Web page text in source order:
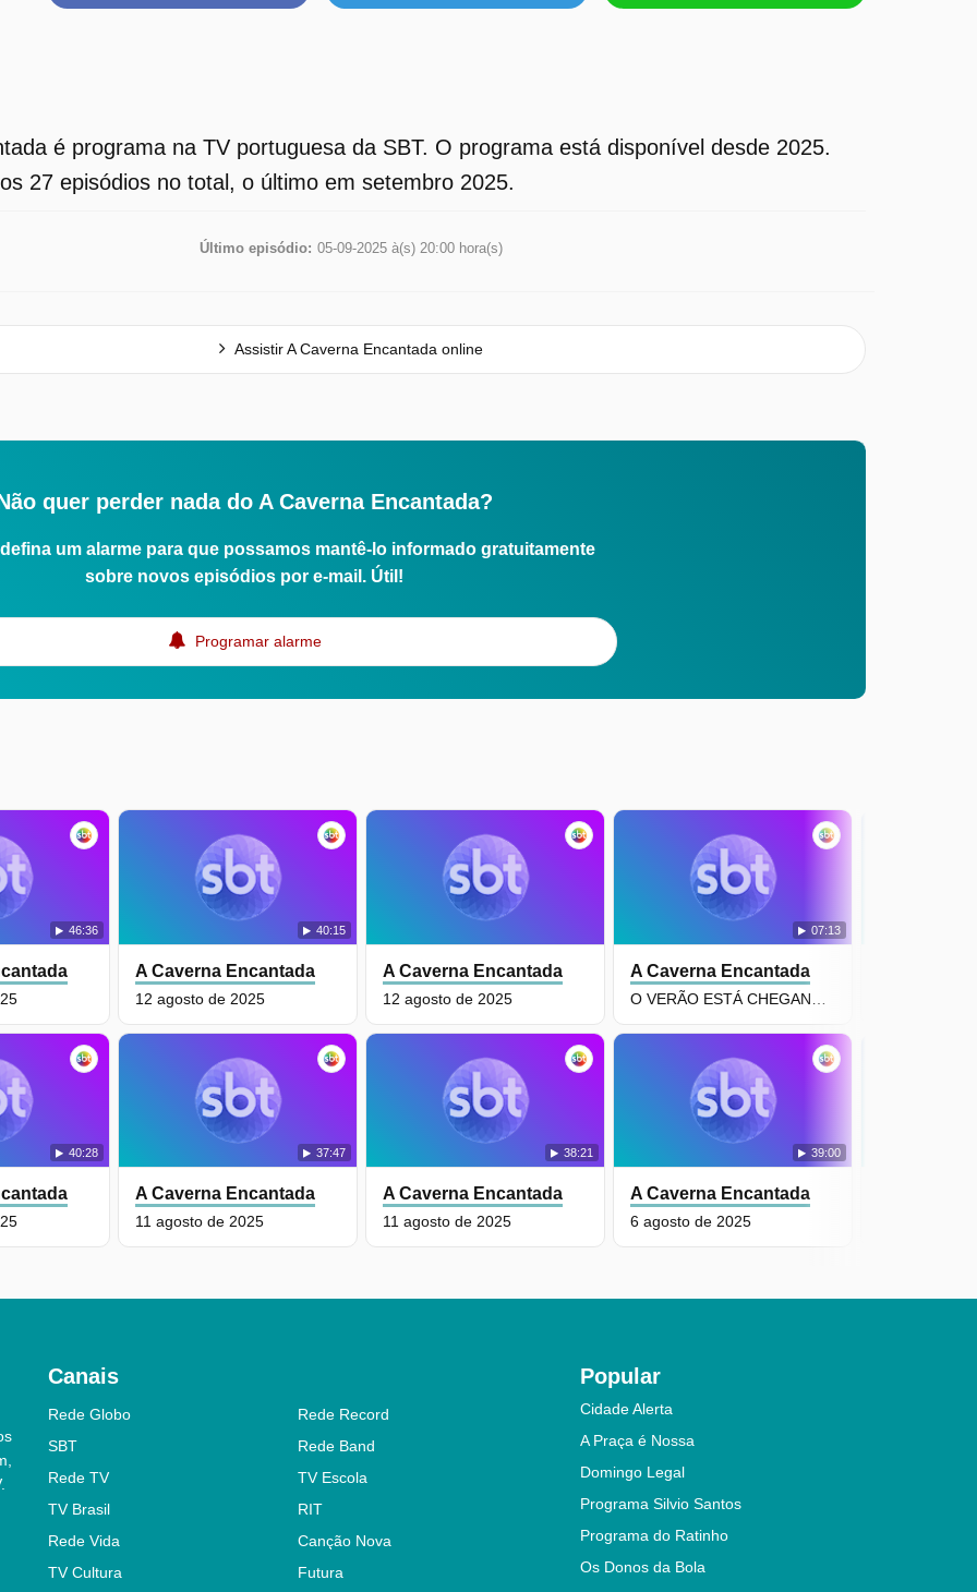
é programa na TV portuguesa da SBT. O programa está disponível desde 2025.
27 episódios no total, o último em setembro 2025.
Último episódio: 05-09-2025 à(s) 20:00 hora(s)
Assistir A Caverna Encantada online
quer perder nada do A Caverna Encantada?
um alarme para que possamos mantê-lo informado gratuitamente
sobre novos episódios por e-mail. Útil!
Programar alarme
46:36
40:28
40:15
A Caverna Encantada
12 agosto de 2025
A Caverna Encantada
12 agosto de 2025
37:47
A Caverna Encantada
11 agosto de 2025
38:21
A Caverna Encantada
11 agosto de 2025
07:13
A Caverna Encantada
39:00
A Caverna Encantada
6 agosto de 2025
Canais
Rede Globo
Rede Record
SBT
Rede Band
Rede TV
TV Escola
TV Brasil
RIT
Rede Vida
Canção Nova
TV Cultura
Futura
Popular
Cidade Alerta
A Praça é Nossa
Domingo Legal
Programa Silvio Santos
Programa do Ratinho
Os Donos da Bola